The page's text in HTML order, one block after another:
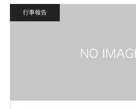
行事報告